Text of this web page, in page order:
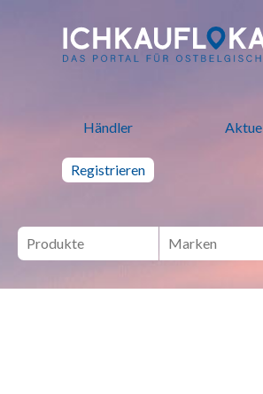
ich kauf lokal -
Händler
Registrieren